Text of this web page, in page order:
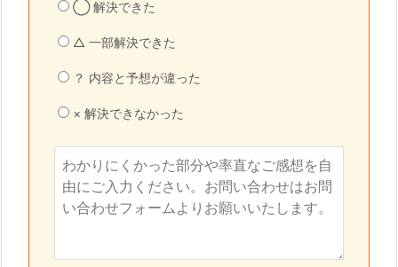
◯ 解決できた
△ 一部解決できた
？ 内容と予想が違った
× 解決できなかった